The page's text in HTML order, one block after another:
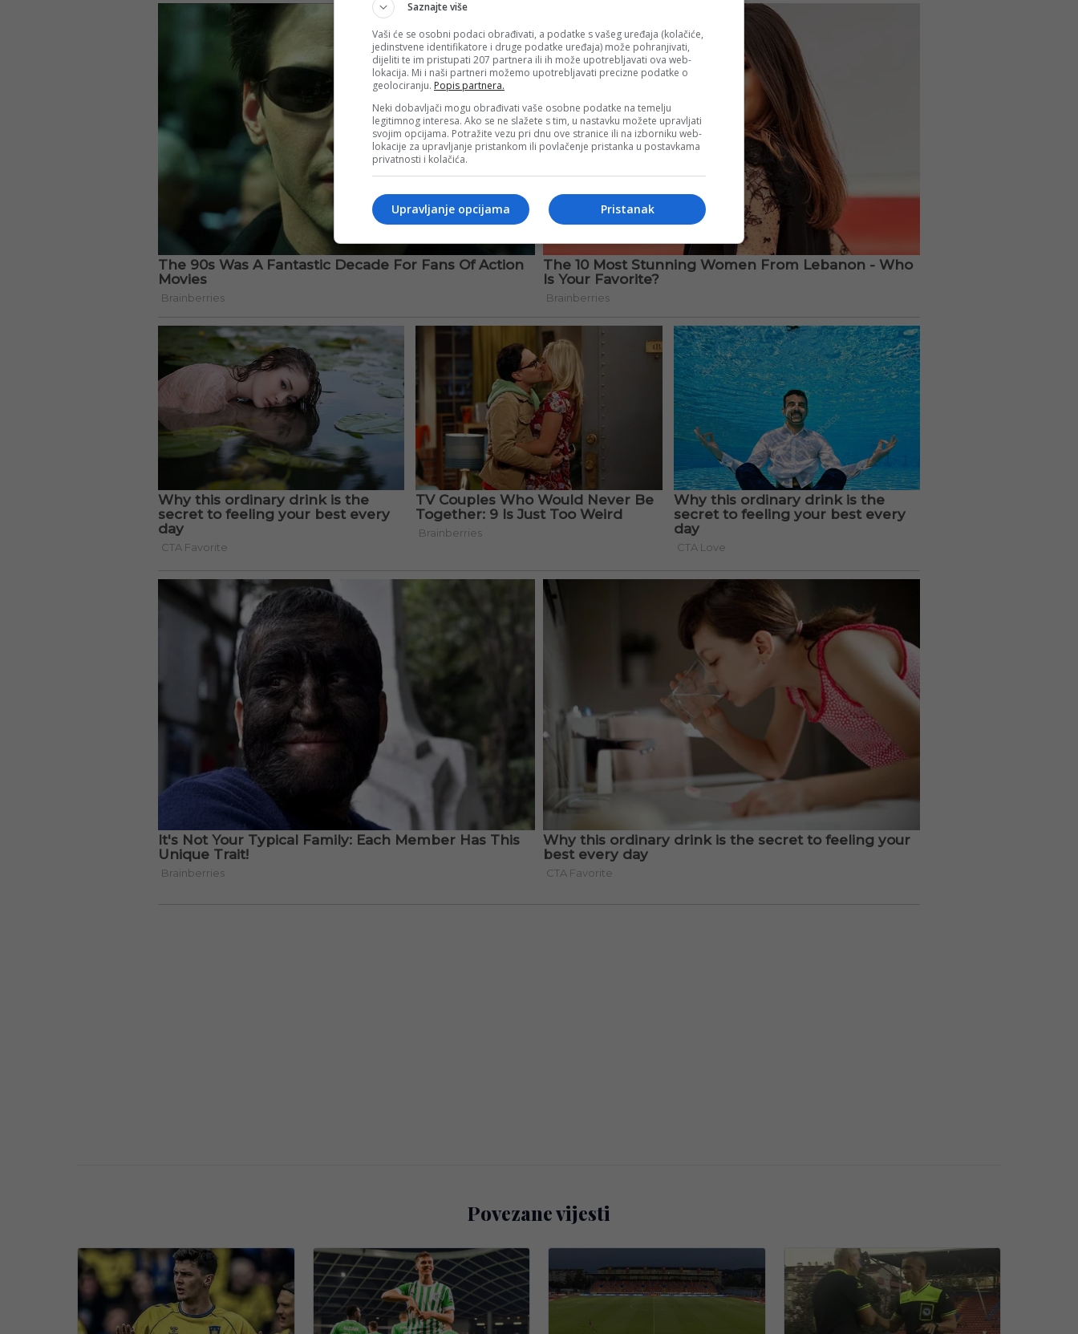
Povezane vijesti
Saznajte više
Vaši će se osobni podaci obrađivati, a podatke s vašeg uređaja (kolačiće,
jedinstvene identifikatore i druge podatke uređaja) može pohranjivati,
dijeliti te im pristupati 207 partnera ili ih može upotrebljavati ova web-
lokacija. Mi i naši partneri možemo upotrebljavati precizne podatke o
geolociranju. Popis partnera.
Neki dobavljači mogu obrađivati vaše osobne podatke na temelju
legitimnog interesa. Ako se ne slažete s tim, u nastavku možete upravljati
svojim opcijama. Potražite vezu pri dnu ove stranice ili na izborniku web-
lokacije za upravljanje pristankom ili povlačenje pristanka u postavkama
privatnosti i kolačića.
Pristanak
Upravljanje opcijama